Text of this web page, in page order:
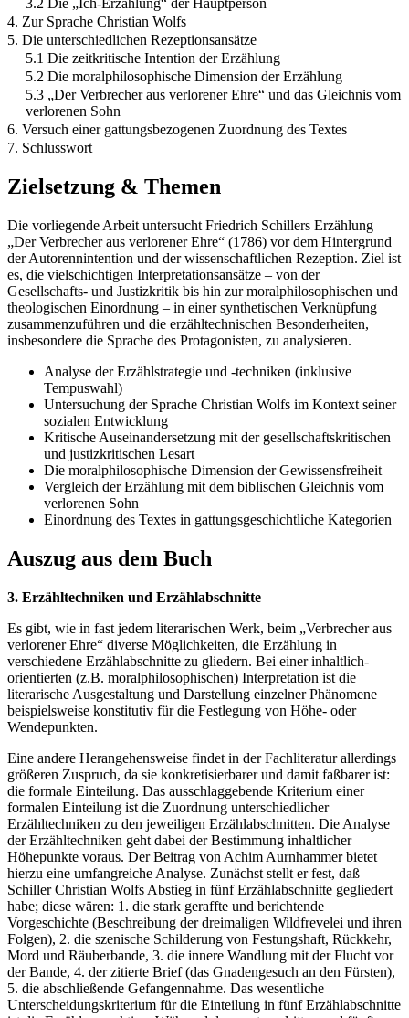
3.2 Die „Ich-Erzählung“ der Hauptperson
4. Zur Sprache Christian Wolfs
5. Die unterschiedlichen Rezeptionsansätze
5.1 Die zeitkritische Intention der Erzählung
5.2 Die moralphilosophische Dimension der Erzählung
5.3 „Der Verbrecher aus verlorener Ehre“ und das Gleichnis vom
verlorenen Sohn
6. Versuch einer gattungsbezogenen Zuordnung des Textes
7. Schlusswort
Zielsetzung & Themen
Die vorliegende Arbeit untersucht Friedrich Schillers Erzählung
„Der Verbrecher aus verlorener Ehre“ (1786) vor dem Hintergrund
der Autorennintention und der wissenschaftlichen Rezeption. Ziel ist
es, die vielschichtigen Interpretationsansätze – von der
Gesellschafts- und Justizkritik bis hin zur moralphilosophischen und
theologischen Einordnung – in einer synthetischen Verknüpfung
zusammenzuführen und die erzähltechnischen Besonderheiten,
insbesondere die Sprache des Protagonisten, zu analysieren.
Analyse der Erzählstrategie und -techniken (inklusive
Tempuswahl)
Untersuchung der Sprache Christian Wolfs im Kontext seiner
sozialen Entwicklung
Kritische Auseinandersetzung mit der gesellschaftskritischen
und justizkritischen Lesart
Die moralphilosophische Dimension der Gewissensfreiheit
Vergleich der Erzählung mit dem biblischen Gleichnis vom
verlorenen Sohn
Einordnung des Textes in gattungsgeschichtliche Kategorien
Auszug aus dem Buch
3. Erzähltechniken und Erzählabschnitte
Es gibt, wie in fast jedem literarischen Werk, beim „Verbrecher aus
verlorener Ehre“ diverse Möglichkeiten, die Erzählung in
verschiedene Erzählabschnitte zu gliedern. Bei einer inhaltlich-
orientierten (z.B. moralphilosophischen) Interpretation ist die
literarische Ausgestaltung und Darstellung einzelner Phänomene
beispielsweise konstitutiv für die Festlegung von Höhe- oder
Wendepunkten.
Eine andere Herangehensweise findet in der Fachliteratur allerdings
größeren Zuspruch, da sie konkretisierbarer und damit faßbarer ist:
die formale Einteilung. Das ausschlaggebende Kriterium einer
formalen Einteilung ist die Zuordnung unterschiedlicher
Erzähltechniken zu den jeweiligen Erzählabschnitten. Die Analyse
der Erzähltechniken geht dabei der Bestimmung inhaltlicher
Höhepunkte voraus. Der Beitrag von Achim Aurnhammer bietet
hierzu eine umfangreiche Analyse. Zunächst stellt er fest, daß
Schiller Christian Wolfs Abstieg in fünf Erzählabschnitte gegliedert
habe; diese wären: 1. die stark geraffte und berichtende
Vorgeschichte (Beschreibung der dreimaligen Wildfrevelei und ihren
Folgen), 2. die szenische Schilderung von Festungshaft, Rückkehr,
Mord und Räuberbande, 3. die innere Wandlung mit der Flucht vor
der Bande, 4. der zitierte Brief (das Gnadengesuch an den Fürsten),
5. die abschließende Gefangennahme. Das wesentliche
Unterscheidungskriterium für die Einteilung in fünf Erzählabschnitte